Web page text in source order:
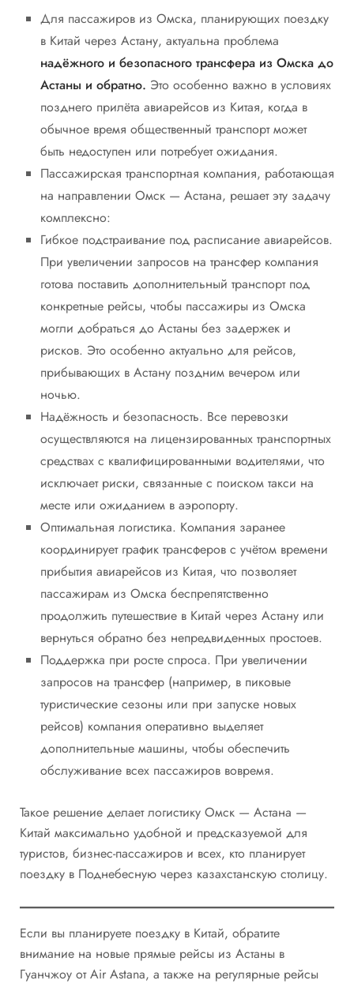
Для пассажиров из Омска, планирующих поездку
в Китай через Астану, актуальна проблема
надёжного и безопасного трансфера из Омска до
Астаны и обратно. Это особенно важно в условиях
позднего прилёта авиарейсов из Китая, когда в
обычное время общественный транспорт может
быть недоступен или потребует ожидания.
Пассажирская транспортная компания, работающая
на направлении Омск — Астана, решает эту задачу
комплексно:
Гибкое подстраивание под расписание авиарейсов.
При увеличении запросов на трансфер компания
готова поставить дополнительный транспорт под
конкретные рейсы, чтобы пассажиры из Омска
могли добраться до Астаны без задержек и
рисков. Это особенно актуально для рейсов,
прибывающих в Астану поздним вечером или
ночью.
Надёжность и безопасность. Все перевозки
осуществляются на лицензированных транспортных
средствах с квалифицированными водителями, что
исключает риски, связанные с поиском такси на
месте или ожиданием в аэропорту.
Оптимальная логистика. Компания заранее
координирует график трансферов с учётом времени
прибытия авиарейсов из Китая, что позволяет
пассажирам из Омска беспрепятственно
продолжить путешествие в Китай через Астану или
вернуться обратно без непредвиденных простоев.
Поддержка при росте спроса. При увеличении
запросов на трансфер (например, в пиковые
туристические сезоны или при запуске новых
рейсов) компания оперативно выделяет
дополнительные машины, чтобы обеспечить
обслуживание всех пассажиров вовремя.
Такое решение делает логистику Омск — Астана —
Китай максимально удобной и предсказуемой для
туристов, бизнес-пассажиров и всех, кто планирует
поездку в Поднебесную через казахстанскую столицу.
Если вы планируете поездку в Китай, обратите
внимание на новые прямые рейсы из Астаны в
Гуанчжоу от Air Astana, а также на регулярные рейсы